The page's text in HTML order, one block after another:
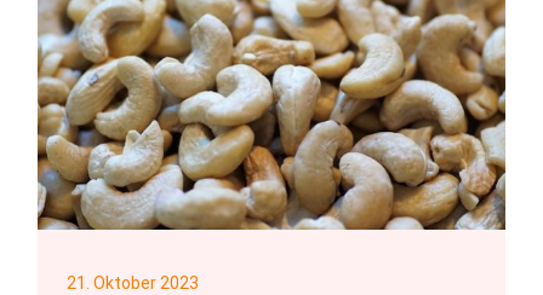
21. Oktober 2023